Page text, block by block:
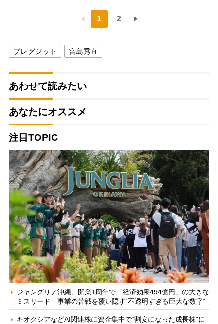
1 2
ブレグジット 宮島秀直
あわせて読みたい
あなたにオススメ
注目TOPIC
ジャングリア沖縄、開業1周年で「経済効果494億円」の大きな
ミスリード 事業の苦戦を覆い隠す“不透明すぎる巨大な数字”
キオクシアなどAI関連株に資金集中で“割安になった成長株”に